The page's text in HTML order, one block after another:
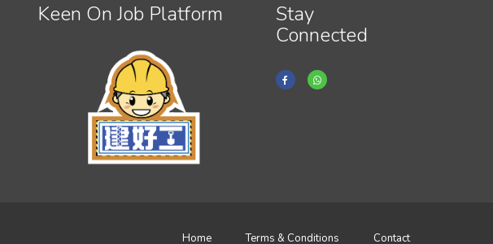
Keen On Job Platform
Stay
Connected
Home Terms & Conditions Contact